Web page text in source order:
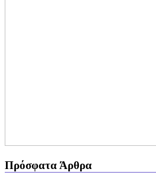
Πρόσφατα Άρθρα